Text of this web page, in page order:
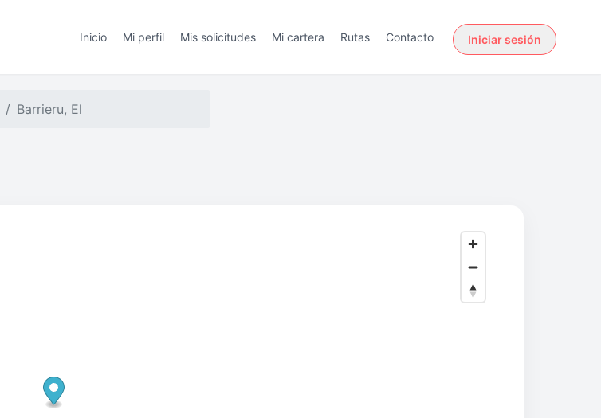
Inicio Mi perfil Mis solicitudes Mi cartera Rutas Contacto Iniciar sesión
Barrieru, El